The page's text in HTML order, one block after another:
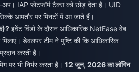
IAP प्लेटफॉर्म टैक्स को छोड़ देता है। UID
आमतौर पर मिनटों में आ जाते हैं।
इवेंट विंडो के दौरान आधिकारिक NetEase वेब
डेवलपर टीम ने पुष्टि की कि आधिकारिक
करती है।
पर भी निर्भर करता है। 12 जून, 2026 का लॉगिन